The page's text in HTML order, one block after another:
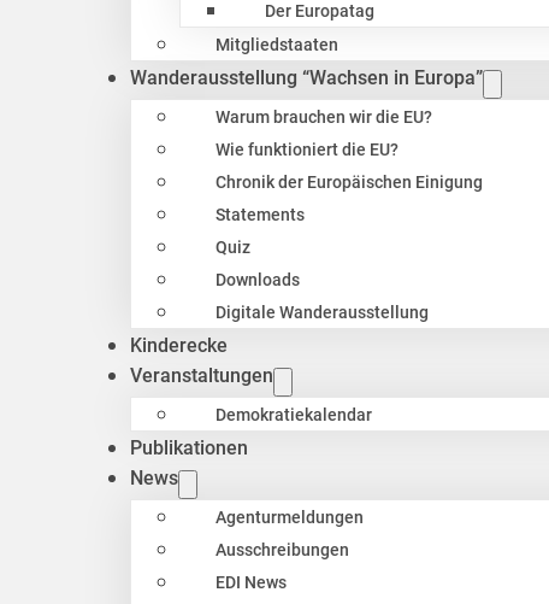
Der Europatag
Mitgliedstaaten
Wanderausstellung “Wachsen in Europa”
Warum brauchen wir die EU?
Wie funktioniert die EU?
Chronik der Europäischen Einigung
Statements
Quiz
Downloads
Digitale Wanderausstellung
Kinderecke
Veranstaltungen
Demokratiekalendar
Publikationen
News
Agenturmeldungen
Ausschreibungen
EDI News